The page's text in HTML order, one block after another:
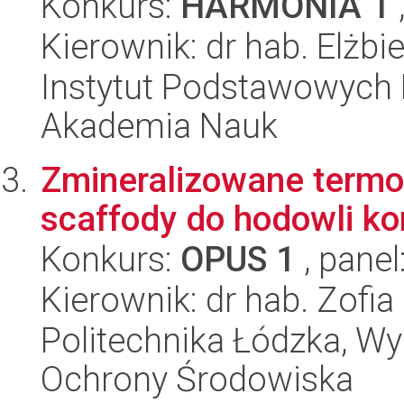
Kierownik: dr hab.
Instytut
Akademia Nauk
Zmineralizowane
scaffody do hodowli
Konkurs: OPUS 1 ,
Kierownik: dr hab.
Politechnika Łódzka,
Ochrony Środowiska